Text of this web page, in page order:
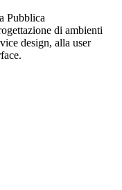
Pubblica
di ambienti
design, alla user